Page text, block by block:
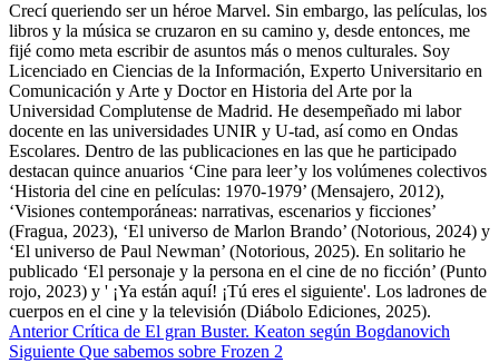
Crecí queriendo ser un héroe Marvel. Sin embargo, las películas, los
libros y la música se cruzaron en su camino y, desde entonces, me
fijé como meta escribir de asuntos más o menos culturales. Soy
Licenciado en Ciencias de la Información, Experto Universitario en
Comunicación y Arte y Doctor en Historia del Arte por la
Universidad Complutense de Madrid. He desempeñado mi labor
docente en las universidades UNIR y U-tad, así como en Ondas
Escolares. Dentro de las publicaciones en las que he participado
destacan quince anuarios ‘Cine para leer’y los volúmenes colectivos
‘Historia del cine en películas: 1970-1979’ (Mensajero, 2012),
‘Visiones contemporáneas: narrativas, escenarios y ficciones’
(Fragua, 2023), ‘El universo de Marlon Brando’ (Notorious, 2024) y
‘El universo de Paul Newman’ (Notorious, 2025). En solitario he
publicado ‘El personaje y la persona en el cine de no ficción’ (Punto
rojo, 2023) y ' ¡Ya están aquí! ¡Tú eres el siguiente'. Los ladrones de
cuerpos en el cine y la televisión (Diábolo Ediciones, 2025).
AnteriorCrítica de El gran Buster. Keaton según Bogdanovich
Siguiente Que sabemos sobre Frozen 2